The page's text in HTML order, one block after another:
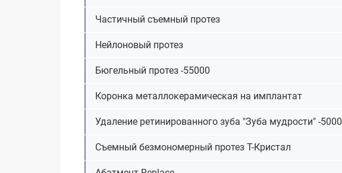
Частичный съемный протез
Нейлоновый протез
Бюгельный протез -55000
Коронка металлокерамическая на имплантат
Удаление ретинированного зуба "Зуба мудрости" -5000
Съемный безмономерный протез Т-Кристал